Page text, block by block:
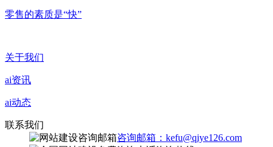
零售的素质是“快”
关于我们
ai资讯
ai动态
联系我们
咨询邮箱：kefu@qiye126.com